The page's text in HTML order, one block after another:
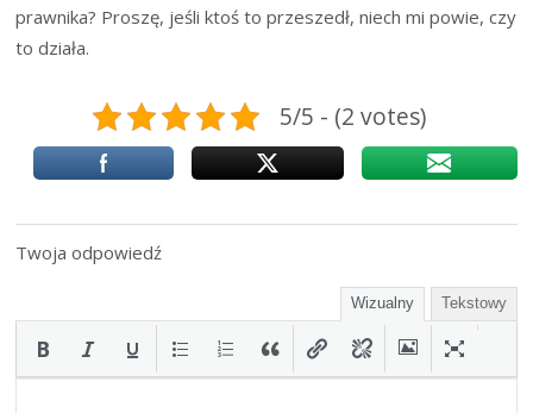
prawnika? Proszę, jeśli ktoś to przeszedł, niech mi powie, czy
to działa.
5/5 - (2 votes)
Twoja odpowiedź
Wizualny Tekstowy